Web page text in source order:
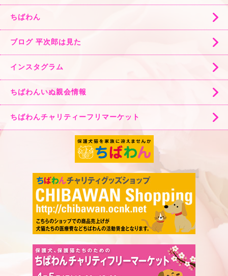
ちばわん
ブログ 平次郎は見た
インスタグラム
ちばわんいぬ親会情報
ちばわんチャリティーフリマーケット